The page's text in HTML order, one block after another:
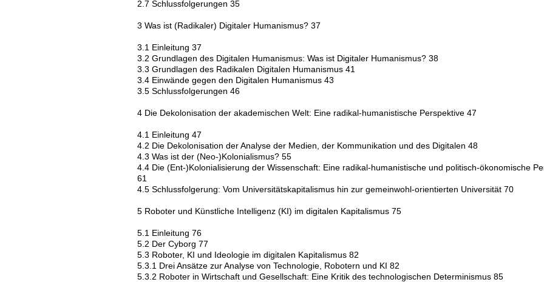
2.7 Schlussfolgerungen 35
3 Was ist (Radikaler) Digitaler Humanismus? 37
3.1 Einleitung 37
3.2 Grundlagen des Digitalen Humanismus: Was ist Digitaler Humanismus? 38
3.3 Grundlagen des Radikalen Digitalen Humanismus 41
3.4 Einwände gegen den Digitalen Humanismus 43
3.5 Schlussfolgerungen 46
4 Die Dekolonisation der akademischen Welt: Eine radikal-humanistische Perspektive 47
4.1 Einleitung 47
4.2 Die Dekolonisation der Analyse der Medien, der Kommunikation und des Digitalen 48
4.3 Was ist der (Neo-)Kolonialismus? 55
4.4 Die (Ent-)Kolonialisierung der Wissenschaft: Eine radikal-humanistische und politisch-ökonomische
61
4.5 Schlussfolgerung: Vom Universitätskapitalismus hin zur gemeinwohl-orientierten Universität 70
5 Roboter und Künstliche Intelligenz (KI) im digitalen Kapitalismus 75
5.1 Einleitung 76
5.2 Der Cyborg 77
5.3 Roboter, KI und Ideologie im digitalen Kapitalismus 82
5.3.1 Drei Ansätze zur Analyse von Technologie, Robotern und KI 82
5.3.2 Roboter in Wirtschaft und Gesellschaft: Eine Kritik des technologischen Determinismus 85